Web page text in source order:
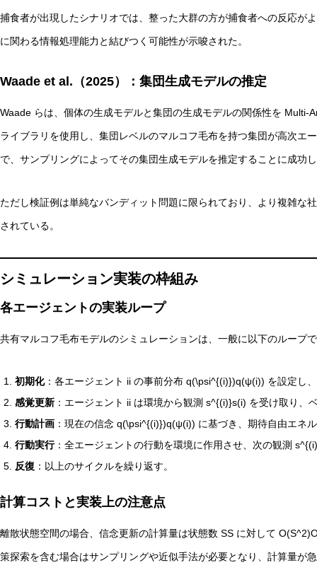
捕食者が出現したシナリオでは、整った大群の方が捕食者への反応が
に関わる情報処理能力と結びつく可能性が示唆された。
Waade et al.（2025）：集団生成モデルの推定
Waade らは、個体の生成モデルと集団の生成モデルの関係性を
ライブラリを使用し、集団レベルのマルコフ毛布を持つ集団が高次エ
で、サンプリングによってその集団生成モデルを推定することに成功
ただし検証例は単純なバンディット問題に限られており、より複雑な
されている。
シミュレーション実装の枠組み
各エージェントの実装ループ
共有マルコフ毛布モデルのシミュレーションは、一般に以下のループ
初期化：各エージェント ii の事前分布 q(\psi^{(i)})q(ψ(i)) を設定し
感覚更新 ：エージェント ii は環境から観測 s^{(i)}s(i) を受け取り、
行動計画 ：現在の信念 q(\psi^{(i)})q(ψ(i)) に基づき、期待自由エネ
行動実行：全エージェントの行動を環境に作用させ、次の観測
反復 ：以上のサイクルを繰り返す。
計算コストと実装上の注意点
離散状態空間の場合、信念更新の計算量は状態数 SS に対して O(S^2)
策探索を含む場合はサンプリングや近似手法が必要となり、計算量が